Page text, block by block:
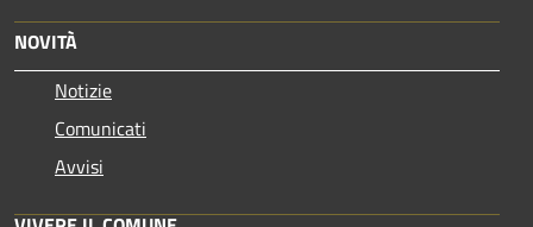
NOVITÀ
Notizie
Comunicati
Avvisi